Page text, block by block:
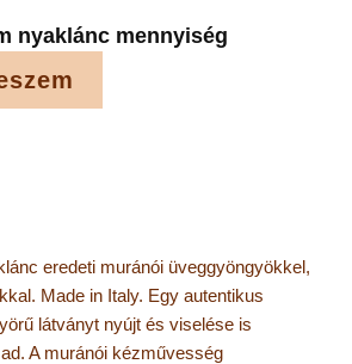
nyaklánc mennyiség
eredeti muránói üveggyöngyökkel,
Made in Italy. Egy autentikus
látványt nyújt és viselése is
A muránói kézművesség